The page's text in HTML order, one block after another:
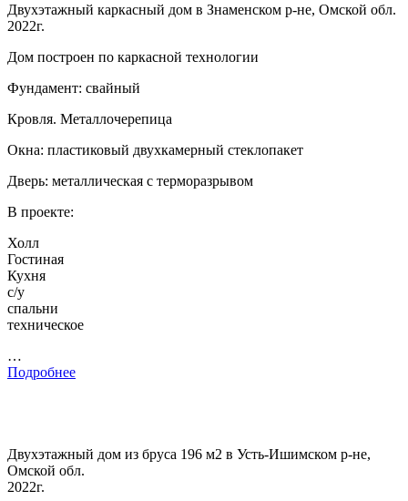
Двухэтажный каркасный дом в Знаменском р-не, Омской обл.
2022г.
Дом построен по каркасной технологии
Фундамент: свайный
Кровля. Металлочерепица
Окна: пластиковый двухкамерный стеклопакет
Дверь: металлическая с терморазрывом
В проекте:
Холл
Гостиная
Кухня
с/у
спальни
техническое
…
Подробнее
Двухэтажный дом из бруса 196 м2 в Усть-Ишимском р-не,
Омской обл.
2022г.